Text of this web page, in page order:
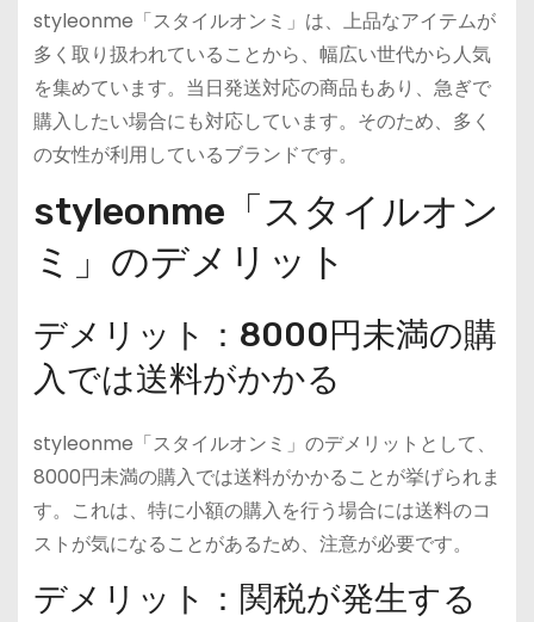
styleonme「スタイルオンミ」は、上品なアイテムが
多く取り扱われていることから、幅広い世代から人気
を集めています。当日発送対応の商品もあり、急ぎで
購入したい場合にも対応しています。そのため、多く
の女性が利用しているブランドです。
styleonme「スタイルオン
ミ」のデメリット
デメリット：8000円未満の購
入では送料がかかる
styleonme「スタイルオンミ」のデメリットとして、
8000円未満の購入では送料がかかることが挙げられま
す。これは、特に小額の購入を行う場合には送料のコ
ストが気になることがあるため、注意が必要です。
デメリット：関税が発生する